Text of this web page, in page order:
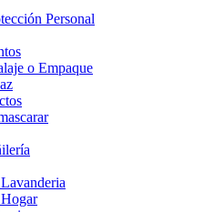
Personal
o Empaque